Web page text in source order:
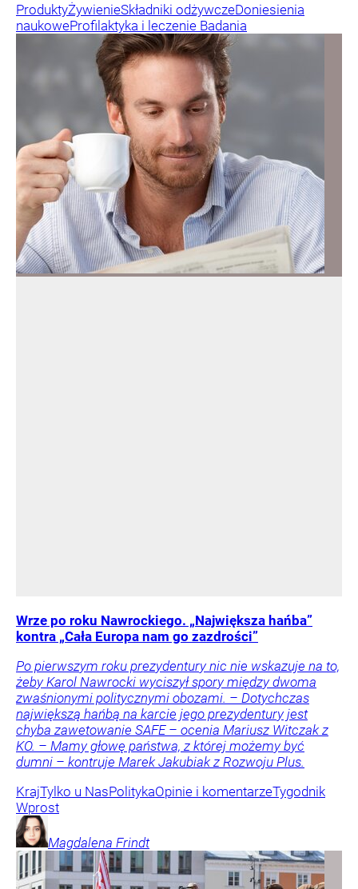
ProduktyŻywienieSkładniki odżywczeDoniesienia
naukoweProfilaktyka i leczenie Badania
Wrze po roku Nawrockiego. „Największa hańba”
kontra „Cała Europa nam go zazdrości”
Po pierwszym roku prezydentury nic nie wskazuje na to,
żeby Karol Nawrocki wyciszył spory między dwoma
zwaśnionymi politycznymi obozami. – Dotychczas
największą hańbą na karcie jego prezydentury jest
chyba zawetowanie SAFE – ocenia Mariusz Witczak z
KO. – Mamy głowę państwa, z której możemy być
dumni – kontruje Marek Jakubiak z Rozwoju Plus.
KrajTylko u NasPolitykaOpinie i komentarzeTygodnik
Wprost
Magdalena Frindt